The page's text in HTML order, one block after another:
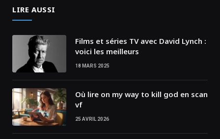
LIRE AUSSI
Films et séries TV avec David Lynch :
voici les meilleurs
18 MARS 2025
Où lire on my way to kill god en scan
vf
25 AVRIL 2026